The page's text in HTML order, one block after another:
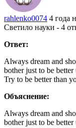
rahlenko0074 4 года
Светило науки - 4
Ответ:
Always dream and
bother just to be better
Try to be better than
Объяснение:
Always dream and
bother just to be better